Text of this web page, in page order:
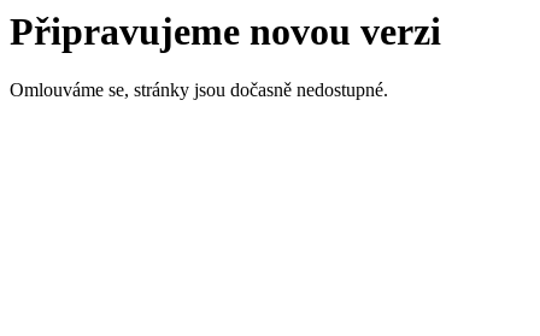
Připravujeme novou verzi
Omlouváme se, stránky jsou dočasně nedostupné.